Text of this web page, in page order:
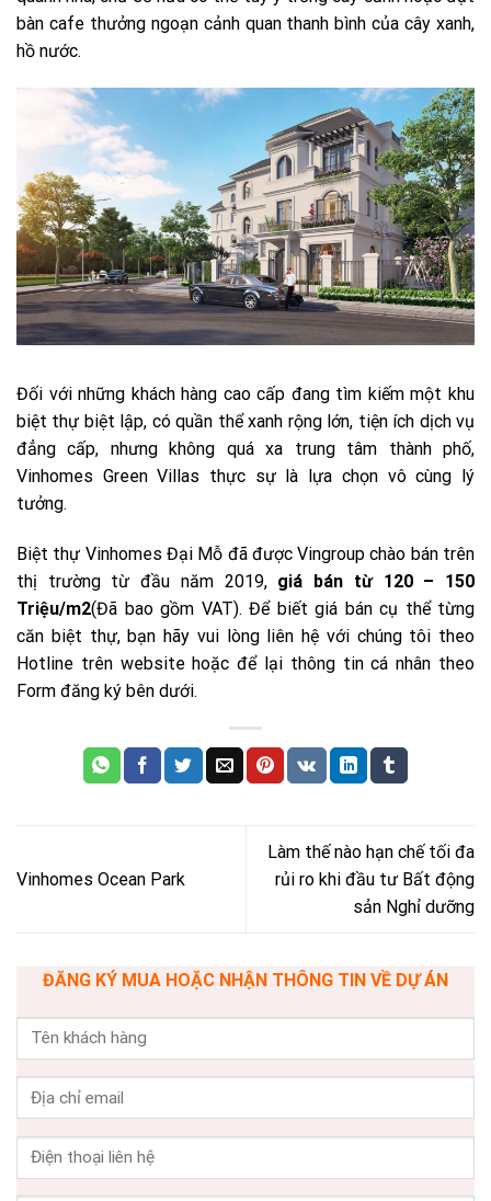
bàn cafe thưởng ngoạn cảnh quan thanh bình của cây xanh,
hồ nước.
Đối với những khách hàng cao cấp đang tìm kiếm một khu
biệt thự biệt lập, có quần thể xanh rộng lớn, tiện ích dịch vụ
đẳng cấp, nhưng không quá xa trung tâm thành phố,
Vinhomes Green Villas thực sự là lựa chọn vô cùng lý
tưởng.
Biệt thự Vinhomes Đại Mỗ đã được Vingroup chào bán trên
thị trường từ đầu năm 2019, giá bán từ 120 – 150
Triệu/m2(Đã bao gồm VAT). Để biết giá bán cụ thể từng
căn biệt thự, bạn hãy vui lòng liên hệ với chúng tôi theo
Hotline trên website hoặc để lại thông tin cá nhân theo
Form đăng ký bên dưới.
Vinhomes Ocean Park
Làm thế nào hạn chế tối đa
rủi ro khi đầu tư Bất động
sản Nghỉ dưỡng
ĐĂNG KÝ MUA HOẶC NHẬN THÔNG TIN VỀ DỰ ÁN